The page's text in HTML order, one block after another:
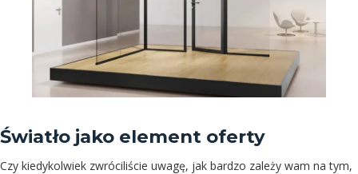
Światło jako element oferty
Czy kiedykolwiek zwróciliście uwagę, jak bardzo zależy wam na tym,